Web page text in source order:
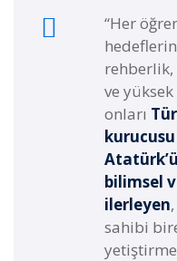
“Her
rehberlik,
ve
onları
bilimsel
ilerleyen
sahibi